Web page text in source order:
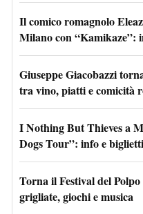
Il comico romagnolo
Milano con “Kamikaze”:
Giuseppe Giacobazzi
tra vino, piatti e comicità
I Nothing But Thieves a
Dogs Tour”: info e biglietti
Torna il Festival del
grigliate, giochi e musica